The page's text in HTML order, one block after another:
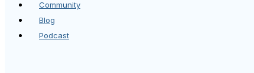
Community
Blog
Podcast